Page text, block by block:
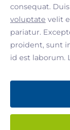
consequat.
voluptate velit
pariatur.
proident, sunt
id est laborum.